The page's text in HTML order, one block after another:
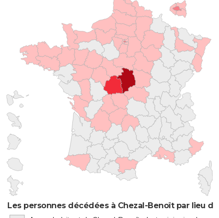
Les personnes décédées à Chezal-Benoît par lieu